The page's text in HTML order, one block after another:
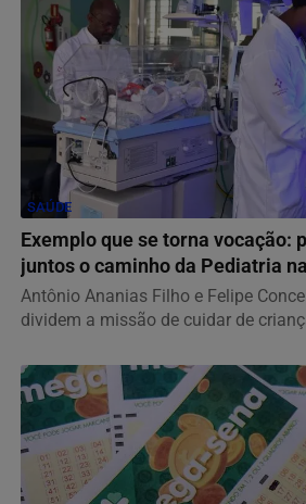
SAÚDE
Exemplo que se torna vocação:
juntos o caminho da Pediatria
Antônio Ananias Filho e Felipe
dividem a missão de cuidar de